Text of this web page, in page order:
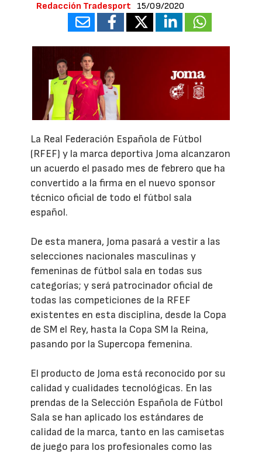
Redacción Tradesport 15/09/2020
La Real Federación Española de Fútbol
(RFEF) y la marca deportiva Joma alcanzaron
un acuerdo el pasado mes de febrero que ha
convertido a la firma en el nuevo sponsor
técnico oficial de todo el fútbol sala
español.
De esta manera, Joma pasará a vestir a las
selecciones nacionales masculinas y
femeninas de fútbol sala en todas sus
categorías; y será patrocinador oficial de
todas las competiciones de la RFEF
existentes en esta disciplina, desde la Copa
de SM el Rey, hasta la Copa SM la Reina,
pasando por la Supercopa femenina.
El producto de Joma está reconocido por su
calidad y cualidades tecnológicas. En las
prendas de la Selección Española de Fútbol
Sala se han aplicado los estándares de
calidad de la marca, tanto en las camisetas
de juego para los profesionales como las